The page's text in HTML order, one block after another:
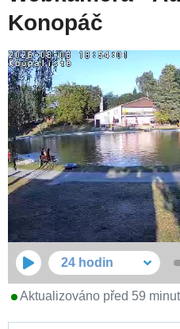
Konopáč
24 hodin
Aktualizováno před 59